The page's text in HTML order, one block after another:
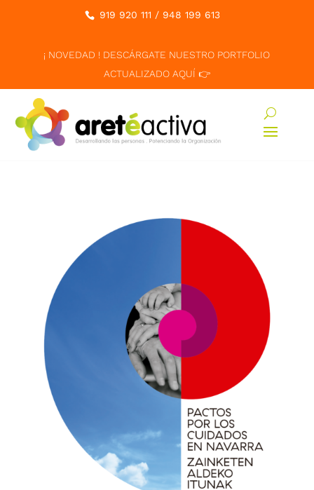
919 920 111 / 948 199 613
¡ NOVEDAD ! DESCÁRGATE NUESTRO PORTFOLIO
ACTUALIZADO AQUÍ 👉